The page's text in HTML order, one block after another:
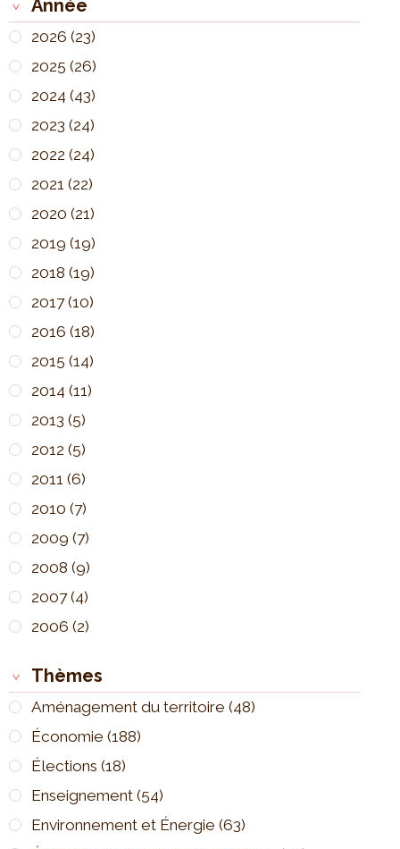
Année
2026 (23)
2025 (26)
2024 (43)
2023 (24)
2022 (24)
2021 (22)
2020 (21)
2019 (19)
2018 (19)
2017 (10)
2016 (18)
2015 (14)
2014 (11)
2013 (5)
2012 (5)
2011 (6)
2010 (7)
2009 (7)
2008 (9)
2007 (4)
2006 (2)
Thèmes
Aménagement du territoire (48)
Économie (188)
Élections (18)
Enseignement (54)
Environnement et Énergie (63)